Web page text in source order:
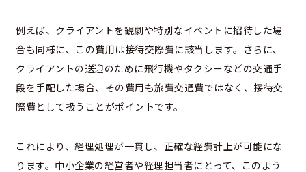
例えば、クライアントを観劇や特別なイベントに招待した場
合も同様に、この費用は接待交際費に該当します。さらに、
クライアントの送迎のために飛行機やタクシーなどの交通手
段を手配した場合、その費用も旅費交通費ではなく、接待交
際費として扱うことがポイントです。
これにより、経理処理が一貫し、正確な経費計上が可能にな
ります。中小企業の経営者や経理担当者にとって、このよう